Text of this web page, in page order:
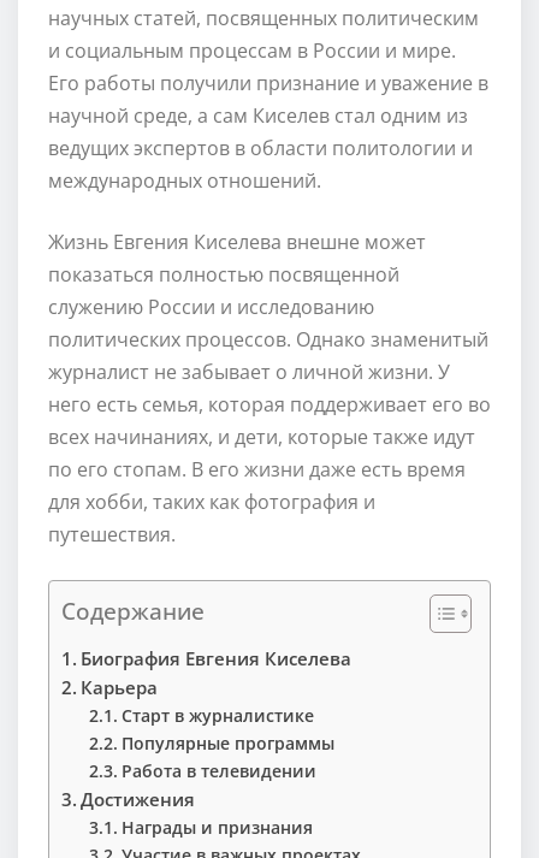
научных статей, посвященных политическим
и социальным процессам в России и мире.
Его работы получили признание и уважение в
научной среде, а сам Киселев стал одним из
ведущих экспертов в области политологии и
международных отношений.
Жизнь Евгения Киселева внешне может
показаться полностью посвященной
служению России и исследованию
политических процессов. Однако знаменитый
журналист не забывает о личной жизни. У
него есть семья, которая поддерживает его во
всех начинаниях, и дети, которые также идут
по его стопам. В его жизни даже есть время
для хобби, таких как фотография и
путешествия.
Содержание
Биография Евгения Киселева
Карьера
Старт в журналистике
Популярные программы
Работа в телевидении
Достижения
Награды и признания